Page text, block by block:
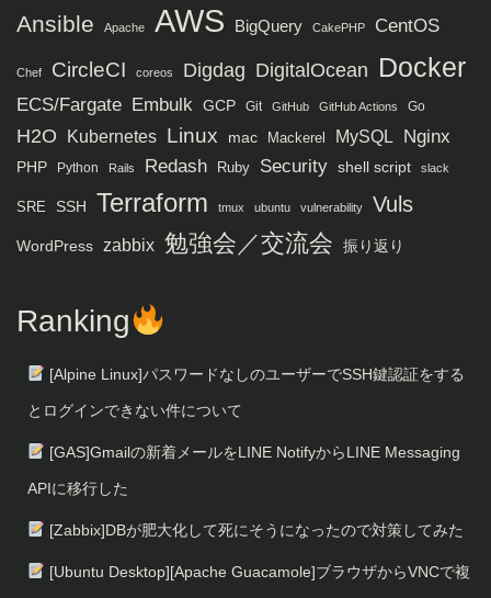
Ansible Apache AWS BigQuery CakePHP CentOS
Chef CircleCI coreos Digdag DigitalOcean Docker
ECS/Fargate Embulk GCP Git GitHub GitHub Actions Go
H2O Kubernetes Linux mac Mackerel MySQL Nginx
PHP Python Rails Redash Ruby Security shell script slack
SRE SSH Terraform tmux ubuntu vulnerability Vuls
WordPress zabbix 勉強会／交流会 振り返り
Ranking
[Alpine Linux]パスワードなしのユーザーでSSH鍵認証をする
とログインできない件について
[GAS]Gmailの新着メールをLINE NotifyからLINE Messaging
APIに移行した
[Zabbix]DBが肥大化して死にそうになったので対策してみた
[Ubuntu Desktop][Apache Guacamole]ブラウザからVNCで複